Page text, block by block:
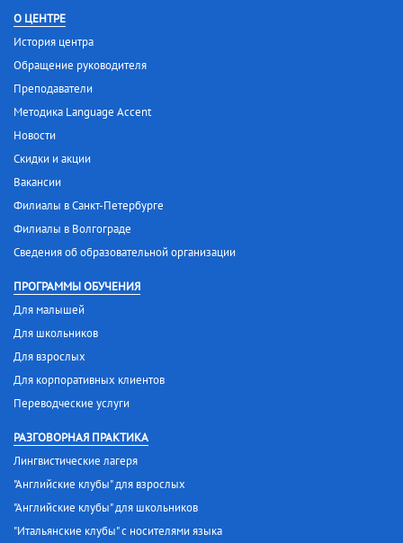
О ЦЕНТРЕ
История центра
Обращение руководителя
Преподаватели
Методика Language Accent
Новости
Скидки и акции
Вакансии
Филиалы в Санкт-Петербурге
Филиалы в Волгограде
Сведения об образовательной организации
ПРОГРАММЫ ОБУЧЕНИЯ
Для малышей
Для школьников
Для взрослых
Для корпоративных клиентов
Переводческие услуги
РАЗГОВОРНАЯ ПРАКТИКА
Лингвистические лагеря
"Английские клубы" для взрослых
"Английские клубы" для школьников
"Итальянские клубы" с носителями языка